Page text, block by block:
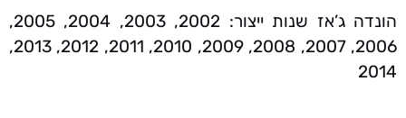
הונדה ג’אז שנות ייצור: 2002, 2003, 2004, 2005,
2006, 2007, 2008, 2009, 2010, 2011, 2012, 2013,
2014